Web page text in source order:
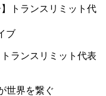
ブ
ランスリミット代表
世界を繋ぐ